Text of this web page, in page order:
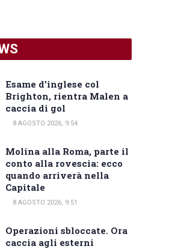
Esame d’inglese col
Brighton, rientra Malen a
caccia di gol
8 AGOSTO 2026, 9:54
Molina alla Roma, parte il
conto alla rovescia: ecco
quando arriverà nella
Capitale
8 AGOSTO 2026, 9:51
Operazioni sbloccate. Ora
caccia agli esterni